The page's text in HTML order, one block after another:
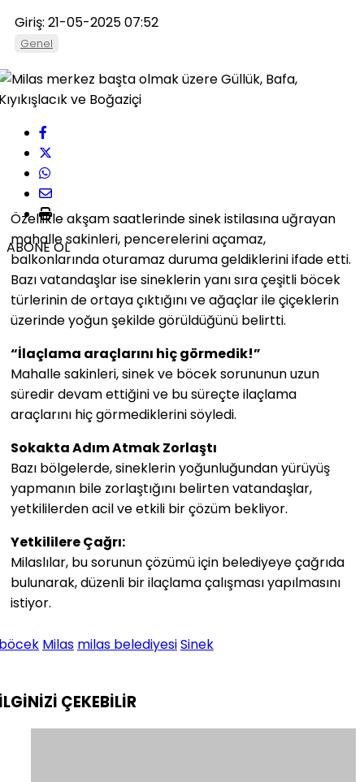
Giriş: 21-05-2025 07:52
Genel
ABONE OL
Özellikle akşam saatlerinde sinek istilasına uğrayan
mahalle sakinleri, pencerelerini açamaz,
balkonlarında oturamaz duruma geldiklerini ifade etti.
Bazı vatandaşlar ise sineklerin yanı sıra çeşitli böcek
türlerinin de ortaya çıktığını ve ağaçlar ile çiçeklerin
üzerinde yoğun şekilde görüldüğünü belirtti.
“İlaçlama araçlarını hiç görmedik!”
Mahalle sakinleri, sinek ve böcek sorununun uzun
süredir devam ettiğini ve bu süreçte ilaçlama
araçlarını hiç görmediklerini söyledi.
Sokakta Adım Atmak Zorlaştı
Bazı bölgelerde, sineklerin yoğunluğundan yürüyüş
yapmanın bile zorlaştığını belirten vatandaşlar,
yetkililerden acil ve etkili bir çözüm bekliyor.
Yetkililere Çağrı:
Milaslılar, bu sorunun çözümü için belediyeye çağrıda
bulunarak, düzenli bir ilaçlama çalışması yapılmasını
istiyor.
Milas milas belediyesiSinek
ÇEKEBİLİR